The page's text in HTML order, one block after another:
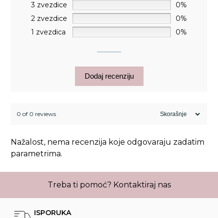
3 zvezdice
0%
2 zvezdice
0%
1 zvezdica
0%
Dodaj recenziju
0 of 0 reviews
Nažalost, nema recenzija koje odgovaraju zadatim
parametrima.
Treba ti pomoć? Kontaktiraj nas
ISPORUKA